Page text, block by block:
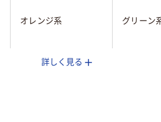
オレンジ系 グリーン
マルチカラー／多色
詳しく見る